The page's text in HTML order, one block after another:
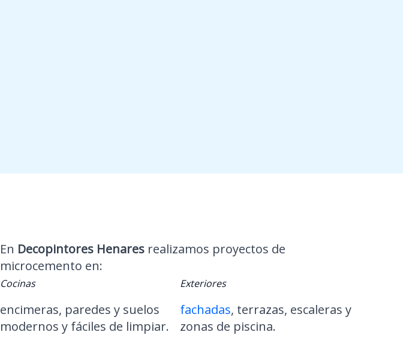
En Decopintores Henares realizamos proyectos de
microcemento en:
Cocinas
encimeras, paredes y suelos
modernos y fáciles de limpiar.
Exteriores
fachadas, terrazas, escaleras y
zonas de piscina.